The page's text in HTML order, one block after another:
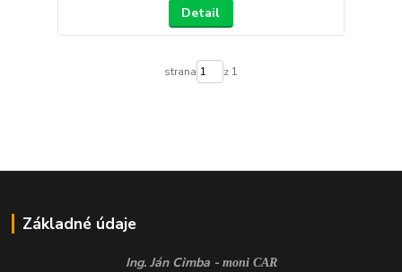
Detail
strana z 1
Základné údaje
Ing. Ján Cimba - moni CAR